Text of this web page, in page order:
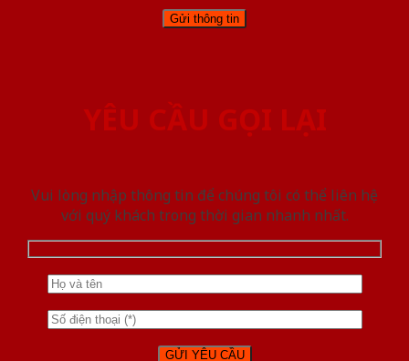
YÊU CẦU GỌI LẠI
Vui lòng nhập thông tin để chúng tôi có thể liên hệ
với quý khách trong thời gian nhanh nhất.